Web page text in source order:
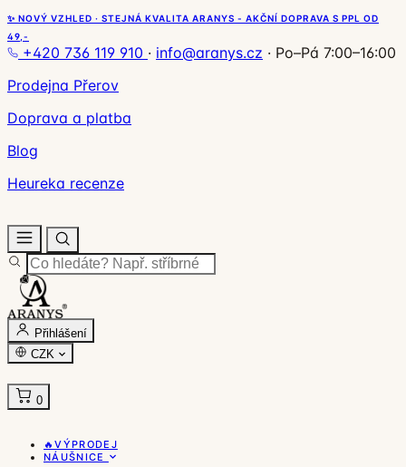
✨ NOVÝ VZHLED · STEJNÁ KVALITA ARANYS - AKČNÍ DOPRAVA S PPL OD
49,-
+420 736 119 910 · info@aranys.cz · Po–Pá 7:00–16:00
Prodejna Přerov
Doprava a platba
Blog
Heureka recenze
Přihlášení
CZK
0
🔥VÝPRODEJ
NÁUŠNICE